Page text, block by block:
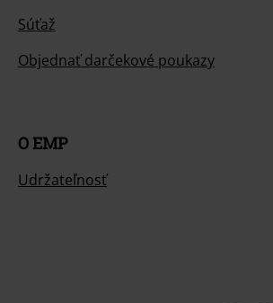
Súťaž
Objednať darčekové poukazy
O EMP
Udržateľnosť